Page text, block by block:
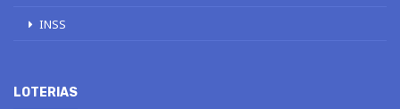
INSS
LOTERIAS